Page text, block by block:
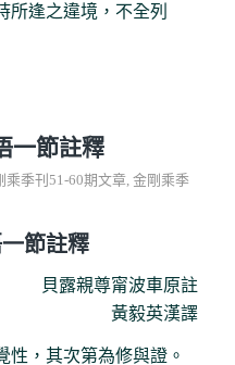
逢之違境，不全列
一節註釋
乘季刊51-60期文章, 金剛乘季
節註釋
貝露親尊甯波車原註
黃毅英漢譯
性，其次第為修與證。